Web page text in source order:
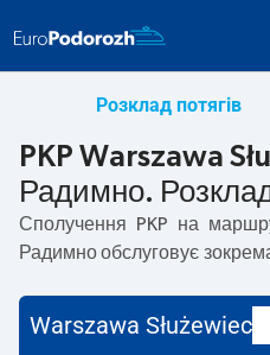
Розклад потягів
PKP Warszawa
Радимно. Розклад
Сполучення PKP на
Радимнообслуговує
з вокзалу PKP
Warszawa Służewiec–
Warszawa Służewiec